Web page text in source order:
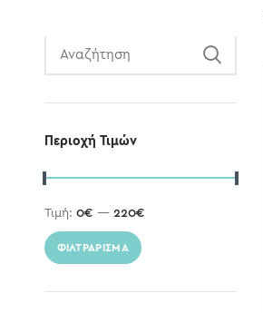
Περιοχή Τιμών
ΦΙΛΤΡΆΡΙΣΜΑ
Τιμή: 0€ — 220€